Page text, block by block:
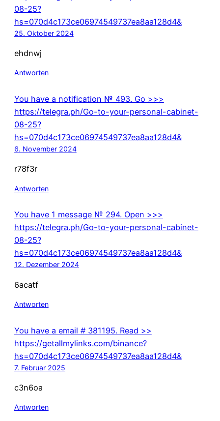
08-25?
hs=070d4c173ce06974549737ea8aa128d4&
25. Oktober 2024
ehdnwj
Antworten
You have a notification № 493. Go >>>
https://telegra.ph/Go-to-your-personal-cabinet-
08-25?
hs=070d4c173ce06974549737ea8aa128d4&
6. November 2024
r78f3r
Antworten
You have 1 message № 294. Open >>>
https://telegra.ph/Go-to-your-personal-cabinet-
08-25?
hs=070d4c173ce06974549737ea8aa128d4&
12. Dezember 2024
6acatf
Antworten
You have a email # 381195. Read >>
https://getallmylinks.com/binance?
hs=070d4c173ce06974549737ea8aa128d4&
7. Februar 2025
c3n6oa
Antworten